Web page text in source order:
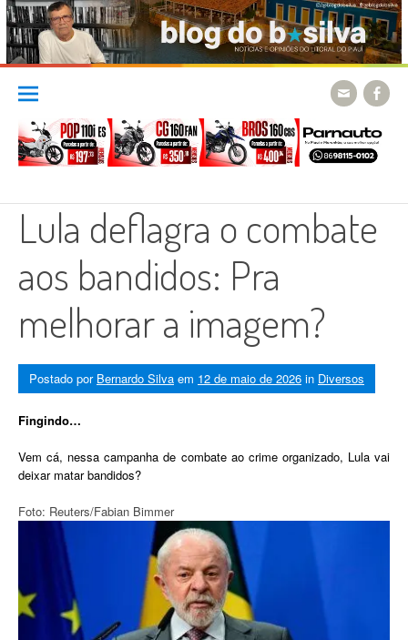
Skip
content
Lula deflagra o combate
aos bandidos: Pra
melhorar a imagem?
Postado por Bernardo Silva em 12 de maio de 2026 in Diversos
Fingindo…
Vem cá, nessa campanha de combate ao crime organizado, Lula vai
deixar matar bandidos?
Foto: Reuters/Fabian Bimmer